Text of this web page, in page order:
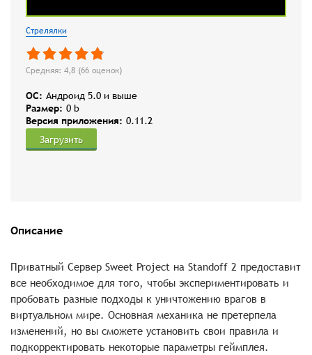
Стрелялки
Средняя: 4,8 (66 оценок)
OC: Андроид 5.0 и выше
Размер: 0 b
Версия приложения: 0.11.2
Загрузить
Описание
Приватный Сервер Sweet Project на Standoff 2 предоставит
все необходимое для того, чтобы экспериментировать и
пробовать разные подходы к уничтожению врагов в
виртуальном мире. Основная механика не претерпела
изменений, но вы сможете установить свои правила и
подкорректировать некоторые параметры геймплея.